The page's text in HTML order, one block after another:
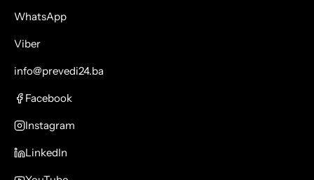
WhatsApp
Viber
info@prevedi24.ba
Facebook
Instagram
LinkedIn